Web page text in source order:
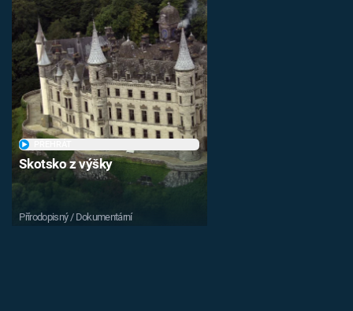
Skotsko z výšky
Přírodopisný / Dokumentární